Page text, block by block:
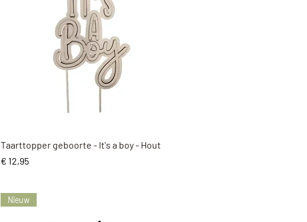
Snel overzicht
Taarttopper geboorte - It's a boy - Hout
Prijs
€ 12,95
Nieuw